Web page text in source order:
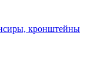
кронштейны